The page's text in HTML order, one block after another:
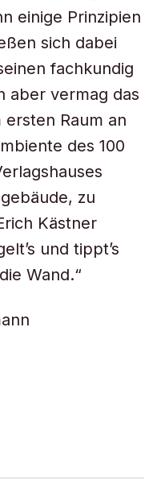
einige Prinzipien
sich dabei
fachkundig
aber vermag das
Raum an
des 100
zu
Kästner
und tippt’s
Wand.“